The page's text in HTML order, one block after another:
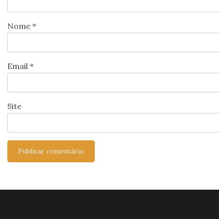
Nome *
Email *
Site